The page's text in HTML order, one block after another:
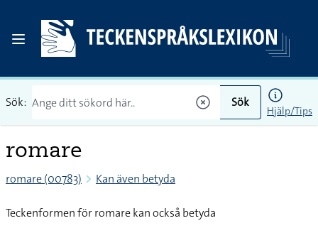
Sök: Sök
Hjälp/Tips
romare
romare (00783) Kan även betyda
Teckenformen för romare kan också betyda